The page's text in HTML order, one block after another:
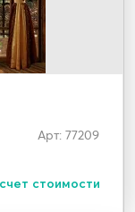
Арт: 77209
стоимости